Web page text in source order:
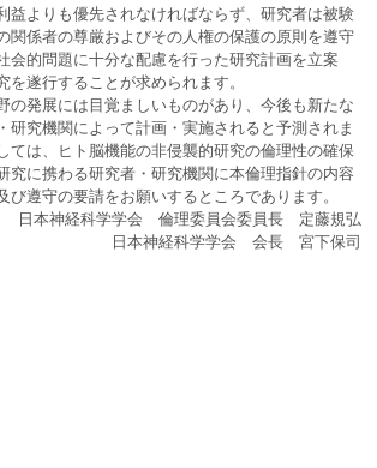
益よりも優先されなければならず、研究者は被験
関係者の尊厳およびその人権の保護の原則を遵守
会的問題に十分な配慮を行った研究計画を立案
を遂行することが求められます。
の発展には目覚ましいものがあり、今後も新たな
研究機関によって計画・実施されると予測されま
ては、ヒト脳機能の非侵襲的研究の倫理性の確保
究に携わる研究者・研究機関に本倫理指針の内容
び遵守の要請をお願いするところであります。
日本神経科学学会 倫理委員会委員長 定藤規弘
日本神経科学学会 会長 宮下保司